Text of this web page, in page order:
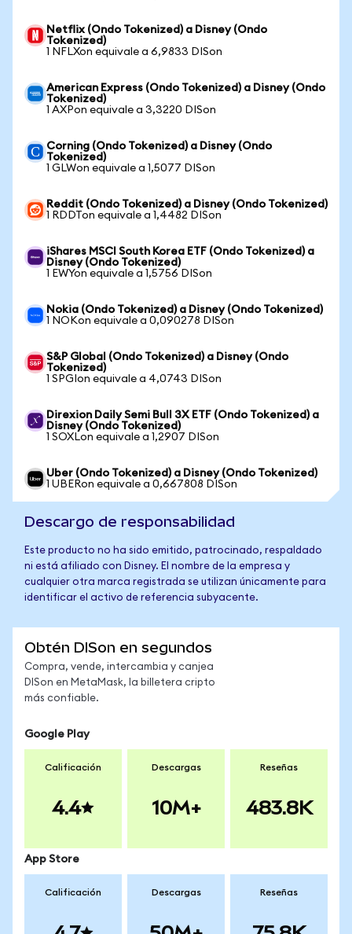
Netflix (Ondo Tokenized) a Disney (Ondo
Tokenized)
1 NFLXon equivale a 6,9833 DISon
American Express (Ondo Tokenized) a Disney (Ondo
Tokenized)
1 AXPon equivale a 3,3220 DISon
Corning (Ondo Tokenized) a Disney (Ondo
Tokenized)
1 GLWon equivale a 1,5077 DISon
Reddit (Ondo Tokenized) a Disney (Ondo Tokenized)
1 RDDTon equivale a 1,4482 DISon
iShares MSCI South Korea ETF (Ondo Tokenized) a
Disney (Ondo Tokenized)
1 EWYon equivale a 1,5756 DISon
Nokia (Ondo Tokenized) a Disney (Ondo Tokenized)
1 NOKon equivale a 0,090278 DISon
S&P Global (Ondo Tokenized) a Disney (Ondo
Tokenized)
1 SPGIon equivale a 4,0743 DISon
Direxion Daily Semi Bull 3X ETF (Ondo Tokenized) a
Disney (Ondo Tokenized)
1 SOXLon equivale a 1,2907 DISon
Uber (Ondo Tokenized) a Disney (Ondo Tokenized)
1 UBERon equivale a 0,667808 DISon
Descargo de responsabilidad
Este producto no ha sido emitido, patrocinado, respaldado
ni está afiliado con Disney. El nombre de la empresa y
cualquier otra marca registrada se utilizan únicamente para
identificar el activo de referencia subyacente.
Obtén DISon en segundos
Compra, vende, intercambia y canjea
DISon en MetaMask, la billetera cripto
más confiable.
Google Play
Calificación
4.4
Descargas
10M+
Reseñas
483.8K
App Store
Calificación Descargas Reseñas